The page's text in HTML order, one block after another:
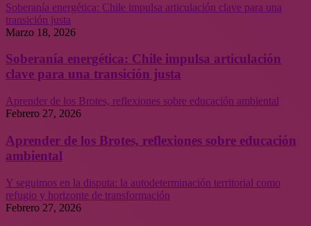
Soberanía energética: Chile impulsa articulación clave para una
transición justa
Marzo 18, 2026
Soberanía energética: Chile impulsa articulación
clave para una transición justa
Aprender de los Brotes, reflexiones sobre educación ambiental
Febrero 27, 2026
Aprender de los Brotes, reflexiones sobre educación
ambiental
Y seguimos en la disputa: la autodeterminación territorial como
refugio y horizonte de transformación
Febrero 27, 2026